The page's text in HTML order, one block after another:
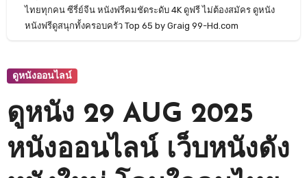
ไทยทุกคน ซีรี่ย์จีน หนังฟรีคมชัดระดับ 4K ดูฟรี ไม่ต้องสมัคร ดูหนัง
หนังฟรีดูสนุกทั้งครอบครัว Top 65 by Graig 99-Hd.com
ดูหนังออนไลน์
ดูหนัง 29 AUG 2025
หนังออนไลน์ เว็บหนังดัง